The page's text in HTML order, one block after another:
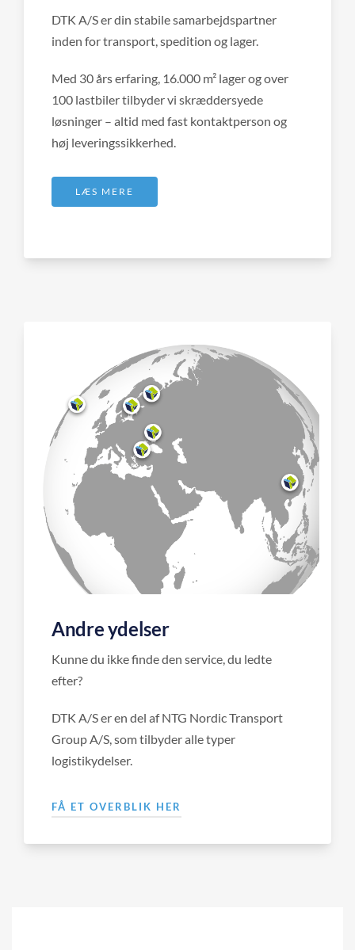
DTK A/S er din stabile samarbejdspartner
inden for transport, spedition og lager.
Med 30 års erfaring, 16.000 m² lager og over
100 lastbiler tilbyder vi skræddersyede
løsninger – altid med fast kontaktperson og
høj leveringssikkerhed.
LÆS MERE
Andre ydelser
Kunne du ikke finde den service, du ledte
efter?
DTK A/S er en del af NTG Nordic Transport
Group A/S, som tilbyder alle typer
logistikydelser.
FÅ ET OVERBLIK HER